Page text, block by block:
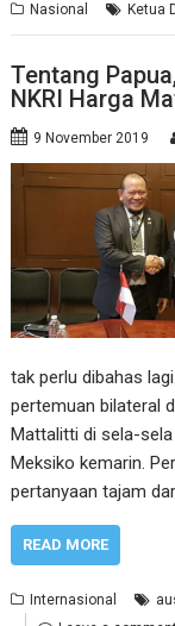
Nasional Ketua
Tentang
NKRI Harga
9 November 2019
tak perlu dibahas
pertemuan bilateral
Mattalitti di sela-sela
Meksiko kemarin.
pertanyaan tajam
READ MORE
Internasional